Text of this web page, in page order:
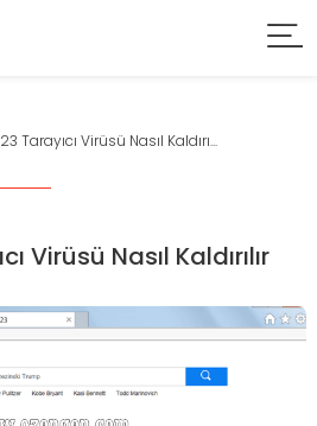
Tarayıcı Virüsü Nasıl Kaldırı...
Virüsü Nasıl Kaldırılır